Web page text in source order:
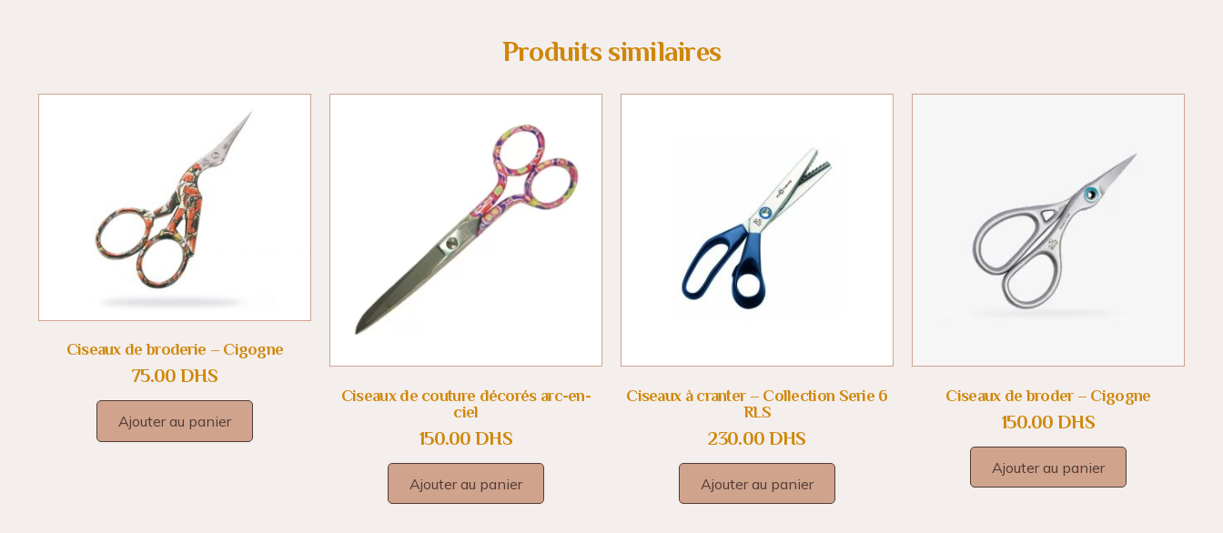
Produits similaires
Ciseaux de broderie – Cigogne
75.00 DHS
Ajouter au panier
Ciseaux de couture décorés arc-en-
ciel
150.00DHS
Ajouter au panier
Ciseaux à cranter – Collection Serie 6
RLS
230.00 DHS
Ajouter au panier
Ciseaux de broder – Cigogne
150.00DHS
Ajouter au panier